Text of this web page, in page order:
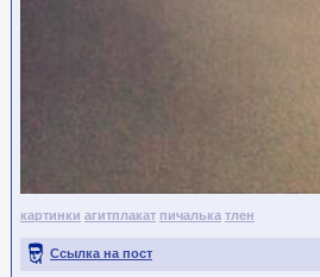
картинки агитплакат пичалька тлен
Ссылка на пост